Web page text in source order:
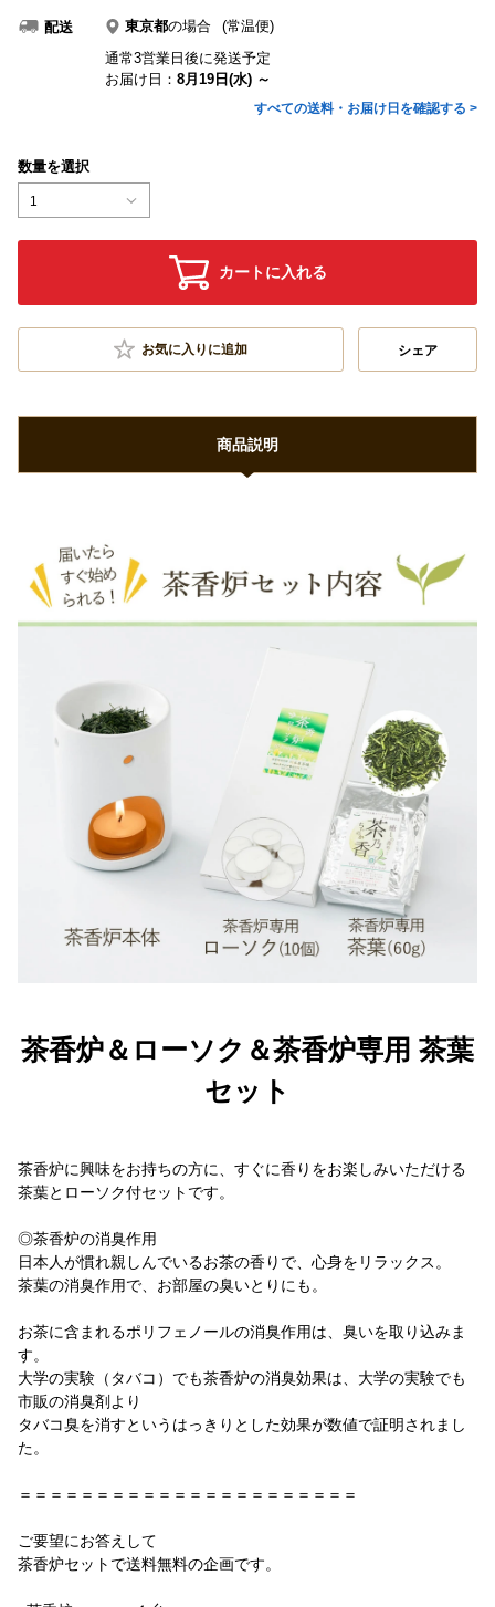
配送 東京都の場合
(常温便)
通常3営業日後に発送予定
お届け日： 8月19日(水) ～
すべての送料・お届け日を確認する >
数量を選択
1
カートに入れる
お気に入りに追加 シェア
商品説明
茶香炉＆ローソク＆茶香炉専用 茶葉
セット
茶香炉に興味をお持ちの方に、すぐに香りをお楽しみいただける
茶葉とローソク付セットです。
◎茶香炉の消臭作用
日本人が慣れ親しんでいるお茶の香りで、心身をリラックス。
茶葉の消臭作用で、お部屋の臭いとりにも。
お茶に含まれるポリフェノールの消臭作用は、臭いを取り込みま
す。
大学の実験（タバコ）でも茶香炉の消臭効果は、大学の実験でも
市販の消臭剤より
タバコ臭を消すというはっきりとした効果が数値で証明されまし
た。
＝＝＝＝＝＝＝＝＝＝＝＝＝＝＝＝＝＝＝＝＝＝
ご要望にお答えして
茶香炉セットで送料無料の企画です。